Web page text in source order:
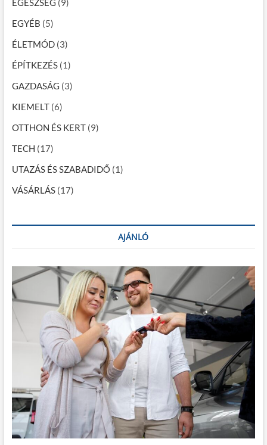
g
á
c
i
ó
EGÉSZSÉG (9)
EGYÉB (5)
ÉLETMÓD(3)
ÉPÍTKEZÉS(1)
GAZDASÁG (3)
KIEMELT(6)
OTTHON ÉS KERT(9)
TECH (17)
UTAZÁS ÉS SZABADIDŐ (1)
VÁSÁRLÁS(17)
AJÁNLÓ